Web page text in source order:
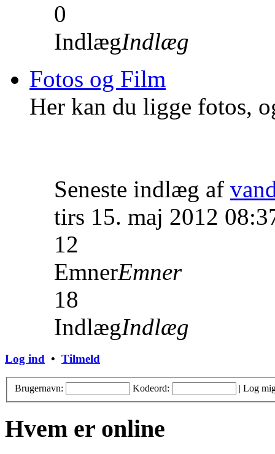
0
IndlægIndlæg
Fotos og Film
Her kan du ligge fotos,
Seneste indlæg af
tirs 15. maj 2012
12
EmnerEmner
18
IndlægIndlæg
Log ind • Tilmeld
Brugernavn: Kodeord: | Log
Hvem er online